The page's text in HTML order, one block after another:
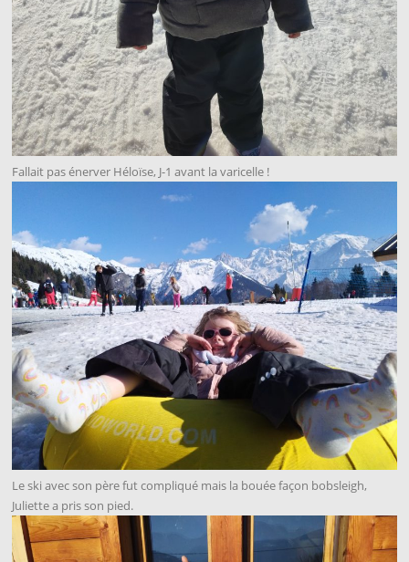
Fallait pas énerver Héloïse, J-1 avant la varicelle !
Le ski avec son père fut compliqué mais la bouée façon bobsleigh,
Juliette a pris son pied.